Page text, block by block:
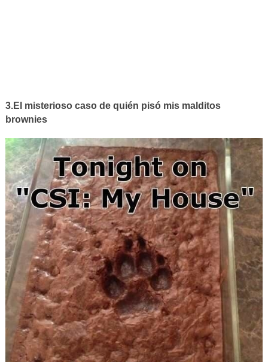
3.El misterioso caso de quién pisó mis malditos
brownies